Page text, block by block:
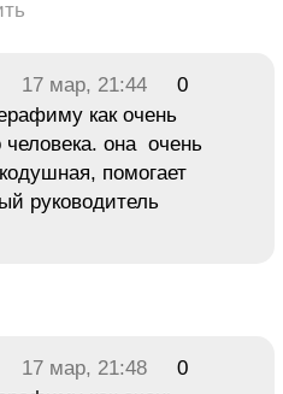
17 мар, 21:44
0
как очень
человека. она очень
помогает
руководитель
17 мар, 21:48
0